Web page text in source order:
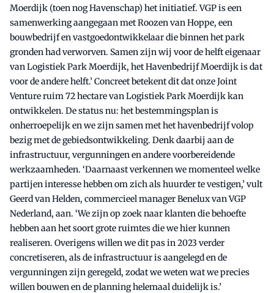
Moerdijk (toen nog Havenschap) het initiatief. VGP is een
samenwerking aangegaan met Roozen van Hoppe, een
bouwbedrijf en vastgoedontwikkelaar die binnen het park
gronden had verworven. Samen zijn wij voor de helft eigenaar
van Logistiek Park Moerdijk, het Havenbedrijf Moerdijk is dat
voor de andere helft.’ Concreet betekent dit dat onze Joint
Venture ruim 72 hectare van Logistiek Park Moerdijk kan
ontwikkelen. De status nu: het bestemmingsplan is
onherroepelijk en we zijn samen met het havenbedrijf volop
bezig met de gebiedsontwikkeling. Denk daarbij aan de
infrastructuur, vergunningen en andere voorbereidende
werkzaamheden. ‘Daarnaast verkennen we momenteel welke
partijen interesse hebben om zich als huurder te vestigen,’ vult
Geerd van Helden, commercieel manager Benelux van VGP
Nederland, aan. ‘We zijn op zoek naar klanten die behoefte
hebben aan het soort grote ruimtes die we hier kunnen
realiseren. Overigens willen we dit pas in 2023 verder
concretiseren, als de infrastructuur is aangelegd en de
vergunningen zijn geregeld, zodat we weten wat we precies
willen bouwen en de planning helemaal duidelijk is.’